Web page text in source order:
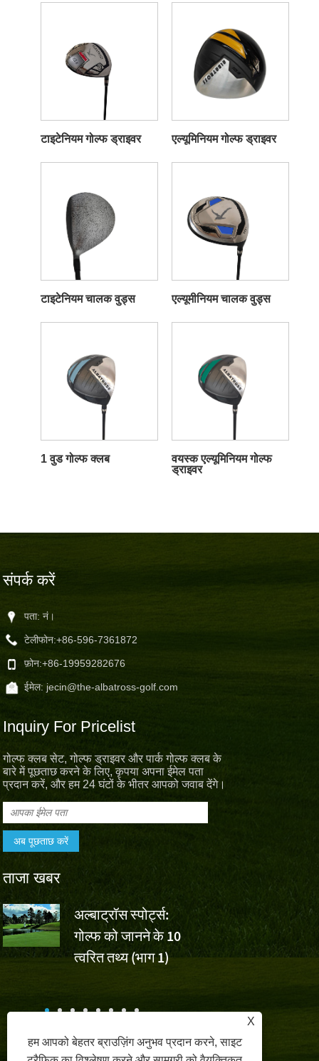
टाइटेनियम गोल्फ ड्राइवर एल्यूमिनियम गोल्फ ड्राइवर
टाइटेनियम चालक वुड्स एल्यूमीनियम चालक वुड्स
1 वुड गोल्फ क्लब
वयस्क एल्यूमिनियम गोल्फ
ड्राइवर
संपर्क करें
पता: नं।
टेलीफोन:+86-596-7361872
फ़ोन:+86-19959282676
ईमेल: jecin@the-albatross-golf.com
Inquiry For Pricelist
गोल्फ क्लब सेट, गोल्फ ड्राइवर और पार्क गोल्फ क्लब के
बारे में पूछताछ करने के लिए, कृपया अपना ईमेल पता
प्रदान करें, और हम 24 घंटों के भीतर आपको जवाब देंगे।
ताजा खबर
अल्बाट्रॉस स्पोर्ट्स:
गोल्फ को जानने के 10
त्वरित तथ्य (भाग 1)
वॉल्वो
वू एशुन की
लिए अल्बाट्रॉस स्पोर्ट्स
X
हम आपको बेहतर ब्राउज़िंग अनुभव प्रदान करने, साइट